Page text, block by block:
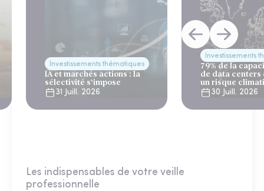
Investissements thématiques
IA et marchés actions : la
sélectivité s’impose
31 Juill. 2026
Investissements
79% de la
de data centers
un risque
30 Juill. 2026
Les indispensables de votre veille
professionnelle